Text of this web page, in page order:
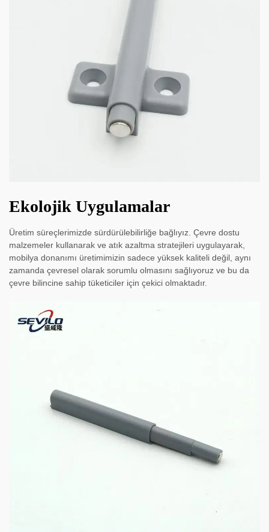
Ekolojik Uygulamalar
Üretim süreçlerimizde sürdürülebilirliğe bağlıyız. Çevre dostu
malzemeler kullanarak ve atık azaltma stratejileri uygulayarak,
mobilya donanımı üretimimizin sadece yüksek kaliteli değil, aynı
zamanda çevresel olarak sorumlu olmasını sağlıyoruz ve bu da
çevre bilincine sahip tüketiciler için çekici olmaktadır.